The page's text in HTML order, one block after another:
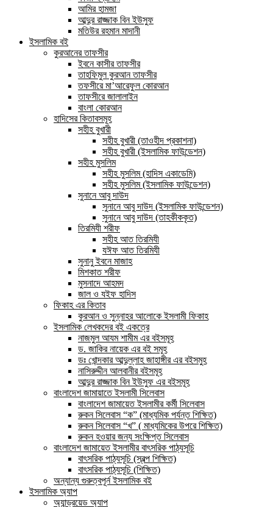
আমির হামজা
আব্দুর রাজ্জাক বিন ইউসুফ
মতিউর রহমান মাদানী
ইসলামিক বই
কুরআনের তাফসীর
ইবনে কাসীর তাফসীর
তাহফিমুল কুরআন তাফসীর
তফসীরে মা’আরেফুল কোরআন
তাফসীরে জালালাইন
বাংলা কোরআন
হাদিসের কিতাবসমূহ
সহীহ বুখারী
সহীহ বুখারী (তাওহীদ প্রকাশনা)
সহীহ বুখারী (ইসলামিক ফাউন্ডেশন)
সহীহ মুসলিম
সহীহ মুসলিম (হাদিস একাডেমি)
সহীহ মুসলিম (ইসলামিক ফাউন্ডেশন)
সুনানে আবু দাউদ
সুনানে আবু দাউদ (ইসলামিক ফাউন্ডেশন)
সুনানে আবু দাউদ (তাহকীককৃত)
তিরমিযী শরীফ
সহীহ আত তিরমিযী
যঈফ আত তিরমিযী
সুনানু ইবনে মাজাহ
মিশকাত শরীফ
মুসনাদে আহমদ
জাল ও যইফ হাদিস
ফিকাহ এর কিতাব
কুরআন ও সুন্নাহর আলোকে ইসলামী ফিকাহ
ইসলামিক লেখকদের বই একত্রে
নাজমুল আযম শামীম এর বইসমূহ
ড. জাকির নায়েক এর বই সমূহ
ডঃ খোন্দকার আব্দুল্লাহ জাহাঙ্গীর এর বইসমুহ
নাসিরুদ্দীন আলবানীর বইসমূহ
আব্দুর রাজ্জাক বিন ইউসুফ এর বইসমূহ
বাংলাদেশ জামায়াতে ইসলামী সিলেবাস
বাংলাদেশ জামায়েত ইসলামীর কর্মী সিলেবাস
রুকন সিলেবাস “ক” (মাধ্যমিক পর্যন্ত শিক্ষিত)
রুকন সিলেবাস “খ” ( মাধ্যমিকের উপরে শিক্ষিত)
রুকন হওয়ার জন্য সংক্ষিপ্ত সিলেবাস
বাংলাদেশ জামায়েত ইসলামীর বাৎসরিক পাঠ্যসূচি
বাৎসরিক পাঠ্যসূচি (স্বল্প শিক্ষিত)
বাৎসরিক পাঠ্যসূচি (শিক্ষিত)
অন্যান্য গুরুত্বপূর্ন ইসলামিক বই
ইসলামিক অ্যাপ
অ্যান্ড্রয়েড অ্যাপ